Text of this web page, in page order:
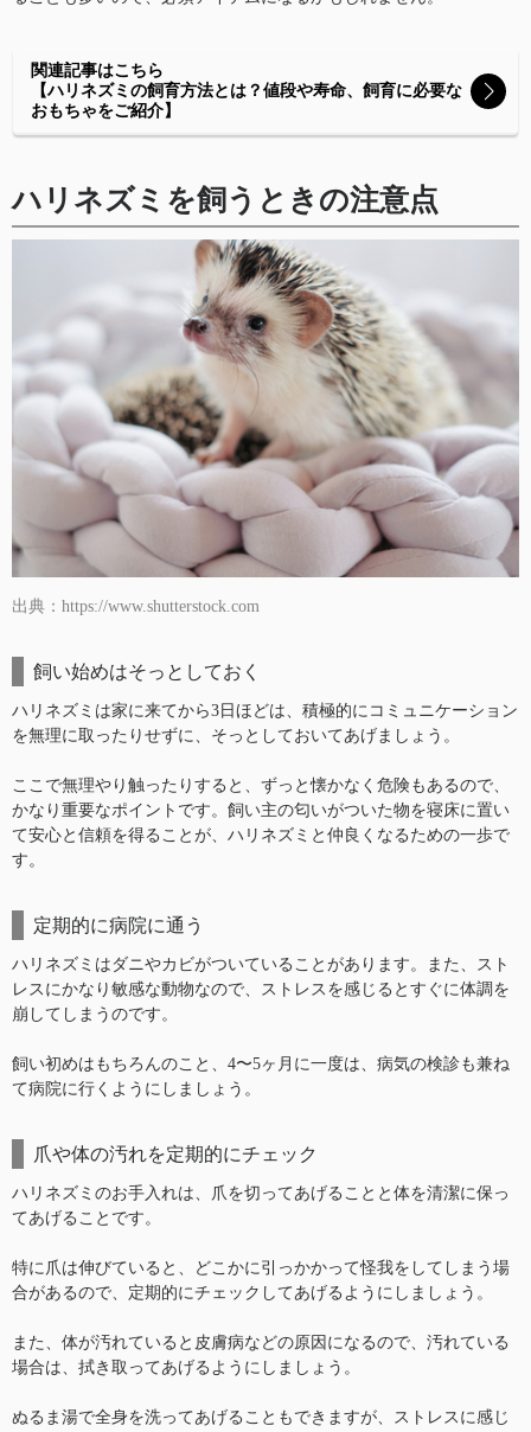
関連記事はこちら
【ハリネズミの飼育方法とは？値段や寿命、飼育に必要な
おもちゃをご紹介】
ハリネズミを飼うときの注意点
出典：https://www.shutterstock.com
飼い始めはそっとしておく
ハリネズミは家に来てから3日ほどは、積極的にコミュニケーション
を無理に取ったりせずに、そっとしておいてあげましょう。
ここで無理やり触ったりすると、ずっと懐かなく危険もあるので、
かなり重要なポイントです。飼い主の匂いがついた物を寝床に置い
て安心と信頼を得ることが、ハリネズミと仲良くなるための一歩で
す。
定期的に病院に通う
ハリネズミはダニやカビがついていることがあります。また、スト
レスにかなり敏感な動物なので、ストレスを感じるとすぐに体調を
崩してしまうのです。
飼い初めはもちろんのこと、4〜5ヶ月に一度は、病気の検診も兼ね
て病院に行くようにしましょう。
爪や体の汚れを定期的にチェック
ハリネズミのお手入れは、爪を切ってあげることと体を清潔に保っ
てあげることです。
特に爪は伸びていると、どこかに引っかかって怪我をしてしまう場
合があるので、定期的にチェックしてあげるようにしましょう。
また、体が汚れていると皮膚病などの原因になるので、汚れている
場合は、拭き取ってあげるようにしましょう。
ぬるま湯で全身を洗ってあげることもできますが、ストレスに感じ